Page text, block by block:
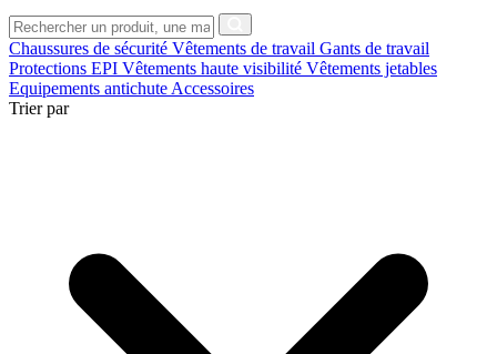
Chaussures de sécurité Vêtements de travail Gants de travail
Protections EPI Vêtements haute visibilité Vêtements jetables
Equipements antichute Accessoires
Trier par